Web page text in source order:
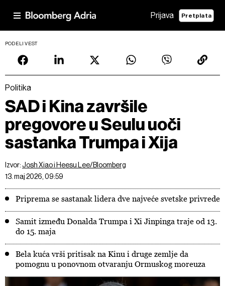
Prijava Pretplata
PODELI VEST
Politika
SAD i Kina završile
pregovore u Seulu uoči
sastanka Trumpa i Xija
Izvor:Josh Xiao i Heesu Lee/Bloomberg
13. maj 2026, 09:59
Priprema se sastanak lidera dve najveće svetske privrede
Samit između Donalda Trumpa i Xi Jinpinga traje od 13.
do 15. maja
Bela kuća vrši pritisak na Kinu i druge zemlje da
pomognu u ponovnom otvaranju Ormuskog moreuza